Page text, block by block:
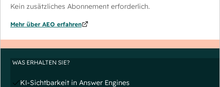
Kein zusätzliches Abonnement erforderlich.
Mehr über AEO erfahren
WAS ERHALTEN SIE?
KI-Sichtbarkeit in Answer Engines